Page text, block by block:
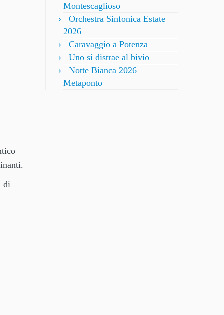
di
Montescaglioso
Orchestra Sinfonica Estate
2026
Caravaggio a Potenza
Uno si distrae al bivio
Notte Bianca 2026
Metaponto